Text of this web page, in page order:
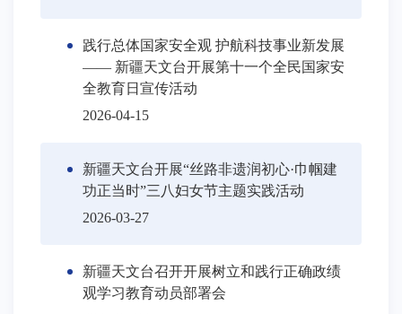
践行总体国家安全观 护航科技事业新发展
—— 新疆天文台开展第十一个全民国家安
全教育日宣传活动
2026-04-15
新疆天文台开展“丝路非遗润初心·巾帼建
功正当时”三八妇女节主题实践活动
2026-03-27
新疆天文台召开开展树立和践行正确政绩
观学习教育动员部署会